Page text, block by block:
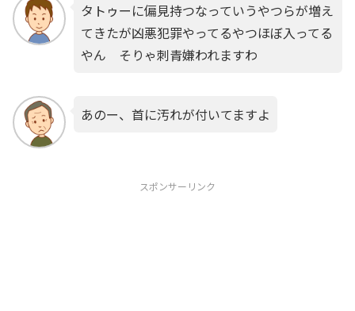
タトゥーに偏見持つなっていうやつらが増え
てきたが凶悪犯罪やってるやつほぼ入ってる
やん そりゃ刺青嫌われますわ
あのー、首に汚れが付いてますよ
スポンサーリンク